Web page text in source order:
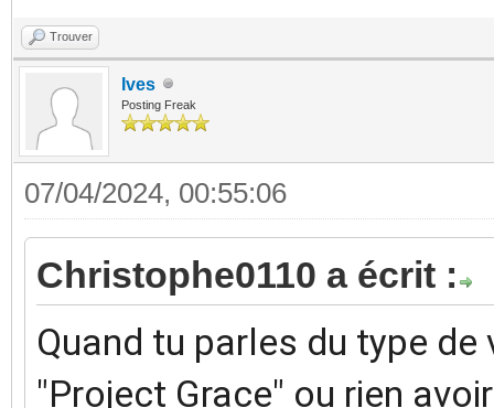
Trouver
Ives
Posting Freak
07/04/2024, 00:55:06
Christophe0110 a écrit :
Quand tu parles du type
"Project Grace" ou rien